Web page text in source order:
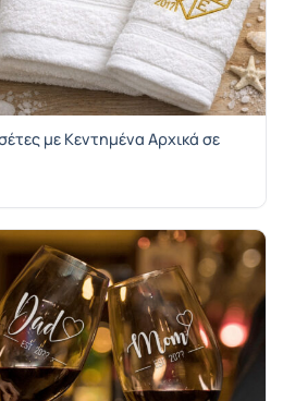
με Κεντημένα Αρχικά σε